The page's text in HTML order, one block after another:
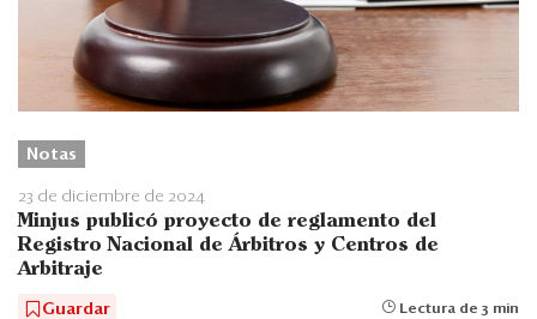
Notas
23 de diciembre de 2024
Minjus publicó proyecto de reglamento del
Registro Nacional de Árbitros y Centros de
Arbitraje
Guardar Lectura de 3 min